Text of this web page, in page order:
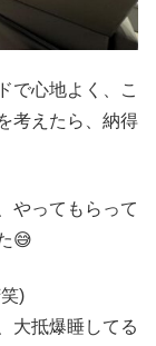
で心地よく、こ
考えたら、納得
やってもらって
😅
)
大抵爆睡してる